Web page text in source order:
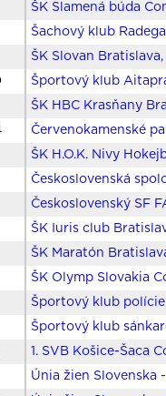
ŠK Slamená búda
Šachový klub
ŠK Slovan
Športový klub
ŠK HBC Krasňany
Červenokamenské
ŠK H.O.K. Nivy
Československá
Československý SF
ŠK Iuris club
ŠK Maratón
ŠK Olymp Slovakia
Športový klub
Športový klub
1. SVB Košice-Šaca
Únia žien Slovenska